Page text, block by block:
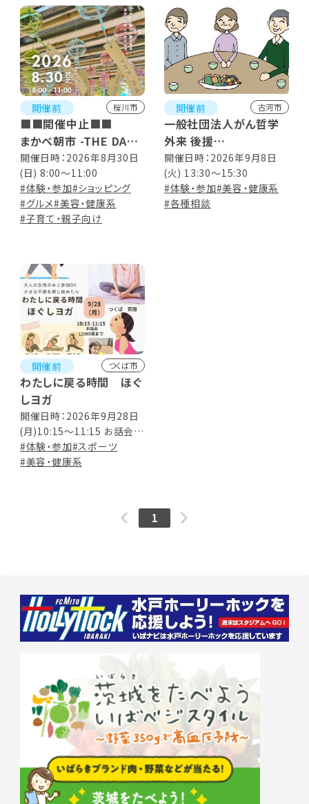
開催前 桜川市
■■開催中止■■
まかべ朝市 -THE DAY
MONTHLY PROJECT-
開催日時：2026年8月30日
(日) 8:00～11:00
#体験・参加#ショッピング
#グルメ#美容・健康系
#子育て・親子向け
開催前 古河市
一般社団法人がん哲学
外来 後援
古河きぼうのカフェ
開催日時：2026年9月8日
(火) 13:30～15:30
#体験・参加#美容・健康系
#各種相談
開催前 つくば市
わたしに戻る時間 ほぐ
しヨガ
開催日時：2026年9月28日
(月)10:15～11:15 お話会
12:00頃まで
#体験・参加#スポーツ
#美容・健康系
1